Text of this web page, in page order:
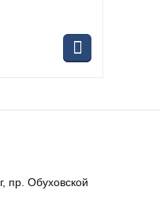
пр. Обуховской